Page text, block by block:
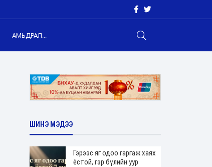
АМЬДРАЛ...
ШИНЭ МЭДЭЭ
Гэрээс яг одоо гаргаж хаях
ёстой, гэр бүлийн уур